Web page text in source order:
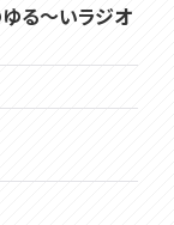
ゆる～いラジオ